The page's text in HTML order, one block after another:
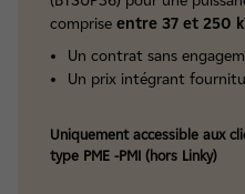
comprise entre 37 et 250
Un contrat sans
Un prix intégrant
Uniquement accessible aux
type PME -PMI (hors Linky)